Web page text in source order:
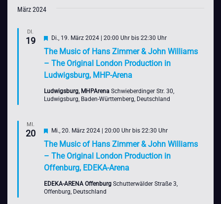
März 2024
DI.
19
The Music of Hans Zimmer & John Williams
– The Original London Production in
Ludwigsburg, MHP-Arena
Hervorgehoben
Di., 19. März 2024 | 20:00 Uhrbis 22:30 Uhr
Ludwigsburg, MHPArena Schwieberdinger Str. 30,
Ludwigsburg, Baden-Württemberg, Deutschland
MI.
20
The Music of Hans Zimmer & John Williams
– The Original London Production in
Offenburg, EDEKA-Arena
Hervorgehoben
Mi., 20. März 2024 | 20:00 Uhrbis 22:30 Uhr
EDEKA-ARENA Offenburg Schutterwälder Straße 3,
Offenburg, Deutschland